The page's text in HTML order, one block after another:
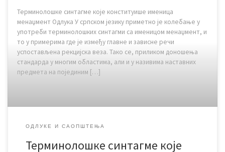
Терминолошке синтагме које конституише именица
менаџмент Одлука У српском језику приметно је колебање у
употреби терминолошких синтагми са именицом менаџмент, и
то у примерима где је између главне и зависне речи
успостављена рекцијска веза. Тако се, приликом доношења
стандарда у многим областима, али и у називима наставних
предмета на појединим […]
ОДЛУКЕ И САОПШТЕЊА
Терминолошке синтагме које